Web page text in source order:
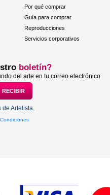
Por qué comprar
Guía para comprar
Reproducciones
Servicios corporativos
boletín?
del arte en tu correo electrónico
Artelista
Condiciones